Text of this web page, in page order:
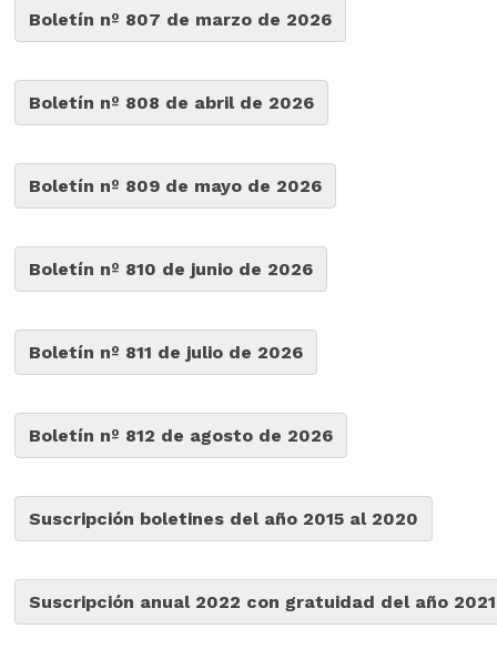
Boletín nº 807 de marzo de 2026
Boletín nº 808 de abril de 2026
Boletín nº 809 de mayo de 2026
Boletín nº 810 de junio de 2026
Boletín nº 811 de julio de 2026
Boletín nº 812 de agosto de 2026
Suscripción boletines del año 2015 al 2020
Suscripción anual 2022 con gratuidad del año